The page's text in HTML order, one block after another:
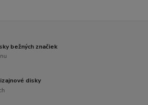
bežných značiek
disky